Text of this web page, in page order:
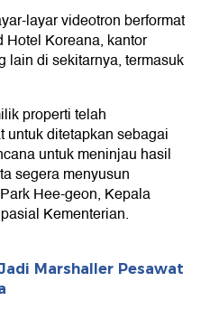
layar videotron berformat
Hotel Koreana, kantor
lain di sekitarnya, termasuk
properti telah
untuk ditetapkan sebagai
untuk meninjau hasil
segera menyusun
Hee-geon, Kepala
Kementerian.
Marshaller Pesawat